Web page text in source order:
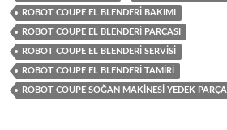
ROBOT COUPE EL BLENDERI BAKIMI
ROBOT COUPE EL BLENDERI PARÇASI
ROBOT COUPE EL BLENDERI SERVISI
ROBOT COUPE EL BLENDERI TAMIRI
ROBOT COUPE SOĞAN MAKINESI YEDEK PARÇA